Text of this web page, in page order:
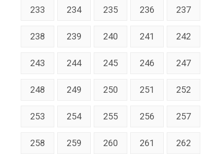
233 234 235 236 237
238 239 240 241 242
243 244 245 246 247
248 249 250 251 252
253 254 255 256 257
258 259 260 261 262